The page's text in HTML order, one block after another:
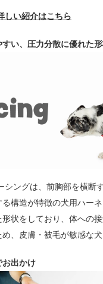
しい紹介はこちら
い、圧力分散に優れた
シングは、前胸部を横断
構造が特徴の犬用ハーネ
状をしており、体への
、皮膚・被毛が敏感な犬
お出かけ